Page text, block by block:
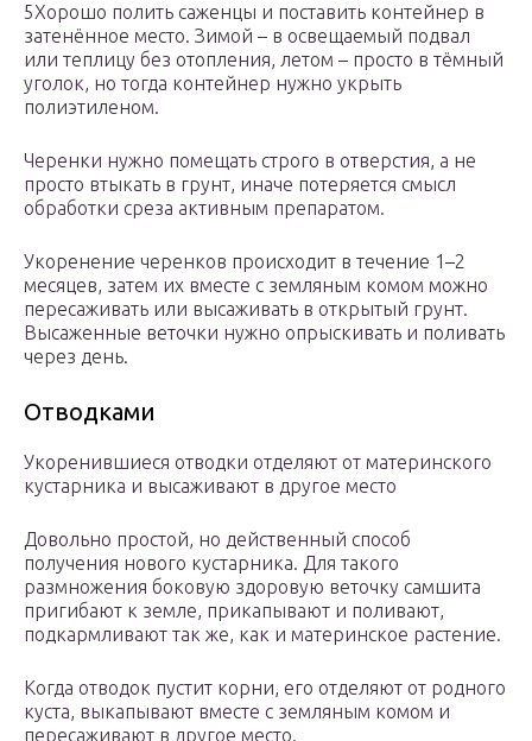
5Хорошо полить саженцы и поставить контейнер в
затенённое место. Зимой – в освещаемый подвал
или теплицу без отопления, летом – просто в тёмный
уголок, но тогда контейнер нужно укрыть
полиэтиленом.
Черенки нужно помещать строго в отверстия, а не
просто втыкать в грунт, иначе потеряется смысл
обработки среза активным препаратом.
Укоренение черенков происходит в течение 1–2
месяцев, затем их вместе с земляным комом можно
пересаживать или высаживать в открытый грунт.
Высаженные веточки нужно опрыскивать и поливать
через день.
Отводками
Укоренившиеся отводки отделяют от материнского
кустарника и высаживают в другое место
Довольно простой, но действенный способ
получения нового кустарника. Для такого
размножения боковую здоровую веточку самшита
пригибают к земле, прикапывают и поливают,
подкармливают так же, как и материнское растение.
Когда отводок пустит корни, его отделяют от родного
куста, выкапывают вместе с земляным комом и
пересаживают в другое место.